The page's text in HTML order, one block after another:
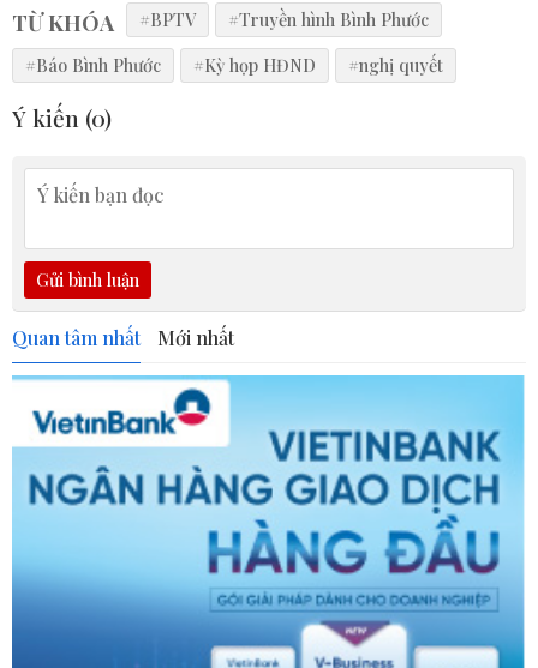
TỪ KHÓA #BPTV
#Truyền hình Bình Phước
#Báo Bình Phước
#Kỳ họp HĐND #nghị quyết
Ý kiến (0)
Gửi bình luận
Quan tâm nhất Mới nhất